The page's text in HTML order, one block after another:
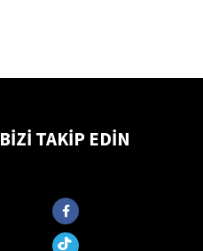
BİZİ TAKİP EDİN